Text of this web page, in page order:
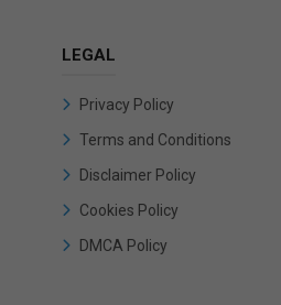
LEGAL
Privacy Policy
Terms and Conditions
Disclaimer Policy
Cookies Policy
DMCA Policy